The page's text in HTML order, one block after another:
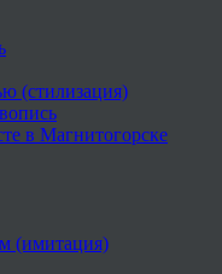
(стилизация)
в Магнитогорске
(имитация)